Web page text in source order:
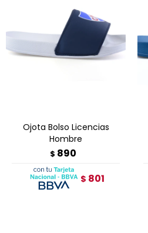
Ojota Bolso Licencias
Hombre
$ 890
$ 801